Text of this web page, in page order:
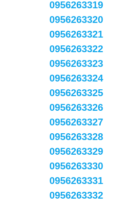
0956263319
0956263320
0956263321
0956263322
0956263323
0956263324
0956263325
0956263326
0956263327
0956263328
0956263329
0956263330
0956263331
0956263332